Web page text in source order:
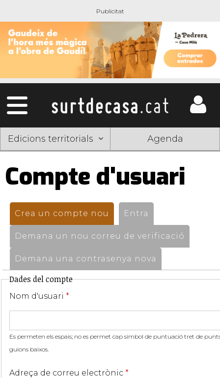
Edicions territorials Agenda
Compte d'usuari
Pestanyes
primàries
Crea un compte nou (pestanya activa)
Entra
Demana un nou correu de verificació
Demana una contrasenya nova
Dades del compte
Nom d'usuari *
Es permeten els espais; no es permet cap símbol de puntuació tret de
guions baixos.
Adreça de correu electrònic *